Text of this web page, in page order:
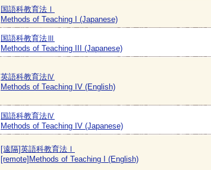
国語科教育法Ⅰ
Methods of Teaching I (Japanese)
国語科教育法Ⅲ
Methods of Teaching III (Japanese)
英語科教育法Ⅳ
Methods of Teaching IV (English)
国語科教育法Ⅳ
Methods of Teaching IV (Japanese)
[遠隔]英語科教育法Ⅰ
[remote]Methods of Teaching I (English)